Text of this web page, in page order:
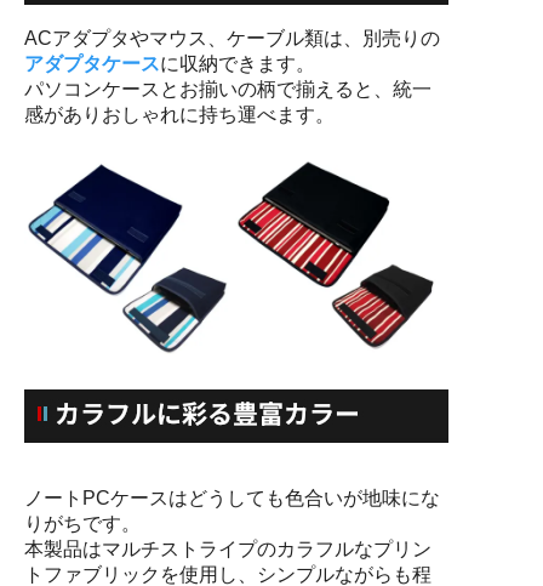
ACアダプタやマウス、ケーブル類は、別売りの
アダプタケースに収納できます。
パソコンケースとお揃いの柄で揃えると、統一
感がありおしゃれに持ち運べます。
ノートPCケースはどうしても色合いが地味にな
りがちです。
本製品はマルチストライプのカラフルなプリン
トファブリックを使用し、シンプルながらも程